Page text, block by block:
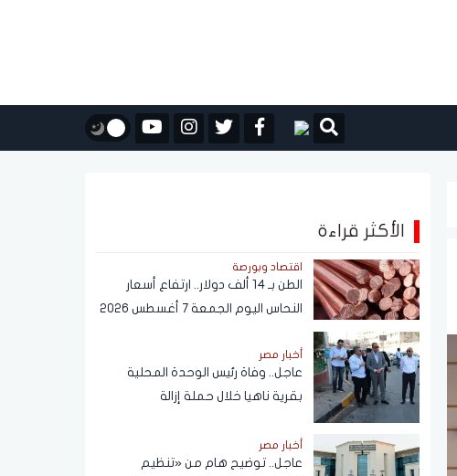
الأكثر قراءة
اقتصاد وبورصة
الطن بـ 14 ألف دولار.. ارتفاع أسعار
النحاس اليوم الجمعة 7 أغسطس 2026
أخبار مصر
عاجل.. وفاة رئيس الوحدة المحلية
بقرية ناهيا خلال حملة إزالة
أخبار مصر
عاجل.. توضيح هام من «تنظيم